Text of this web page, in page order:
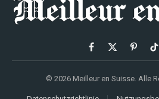
Facebook
X
© 2026 Meilleur en Suisse. Alle